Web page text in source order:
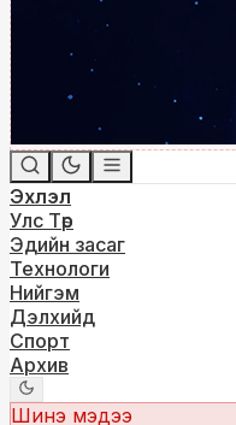
Эхлэл
Улс Төр
Эдийн засаг
Технологи
Нийгэм
Дэлхийд
Спорт
Архив
Шинэ мэдээ